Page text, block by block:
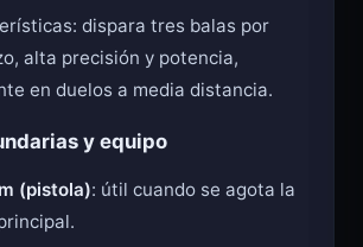
dispara tres balas por
alta precisión y potencia,
en duelos a media distancia.
y equipo
(pistola): útil cuando se agota la